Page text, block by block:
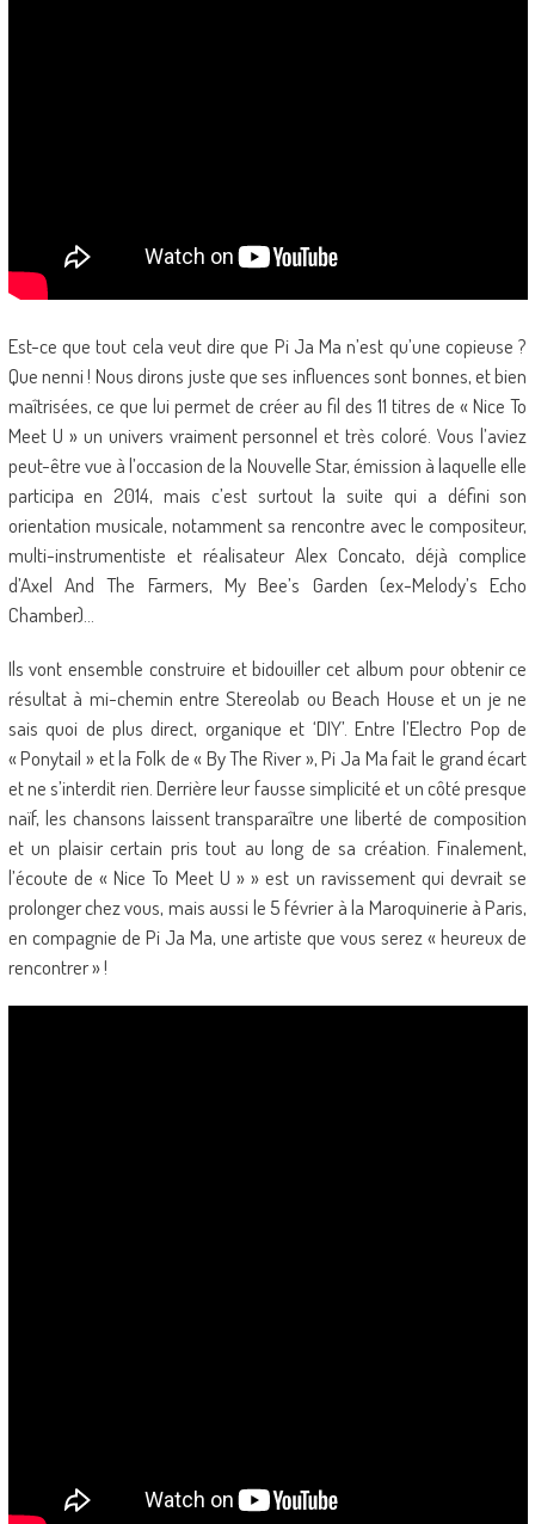
Est-ce que tout cela veut dire que Pi Ja Ma n’est qu’une copieuse ?
Que nenni ! Nous dirons juste que ses influences sont bonnes, et bien
maîtrisées, ce que lui permet de créer au fil des 11 titres de « Nice To
Meet U » un univers vraiment personnel et très coloré. Vous l’aviez
peut-être vue à l’occasion de la Nouvelle Star, émission à laquelle elle
participa en 2014, mais c’est surtout la suite qui a défini son
orientation musicale, notamment sa rencontre avec le compositeur,
multi-instrumentiste et réalisateur Alex Concato, déjà complice
d’Axel And The Farmers, My Bee’s Garden (ex-Melody’s Echo
Chamber)…
Ils vont ensemble construire et bidouiller cet album pour obtenir ce
résultat à mi-chemin entre Stereolab ou Beach House et un je ne
sais quoi de plus direct, organique et ‘DIY’. Entre l’Electro Pop de
« Ponytail » et la Folk de « By The River », Pi Ja Ma fait le grand écart
et ne s’interdit rien. Derrière leur fausse simplicité et un côté presque
naïf, les chansons laissent transparaître une liberté de composition
et un plaisir certain pris tout au long de sa création. Finalement,
l’écoute de « Nice To Meet U » » est un ravissement qui devrait se
prolonger chez vous, mais aussi le 5 février à la Maroquinerie à Paris,
en compagnie de Pi Ja Ma, une artiste que vous serez « heureux de
rencontrer » !